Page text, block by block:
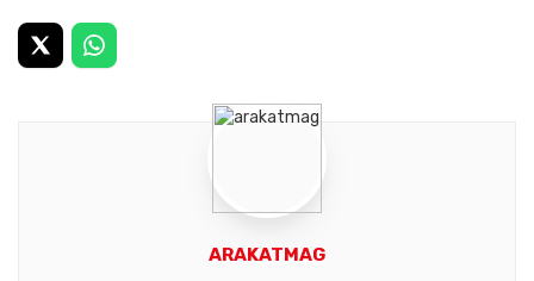
ARAKATMAG